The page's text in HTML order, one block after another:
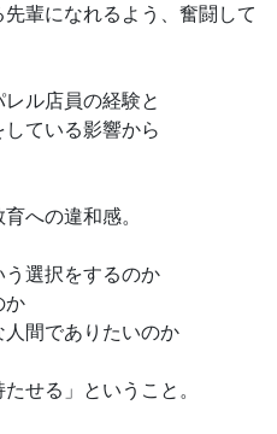
輩になれるよう、奮闘して
ル店員の経験と
ている影響から
への違和感。
う選択をするのか
か
人間でありたいのか
せる」ということ。